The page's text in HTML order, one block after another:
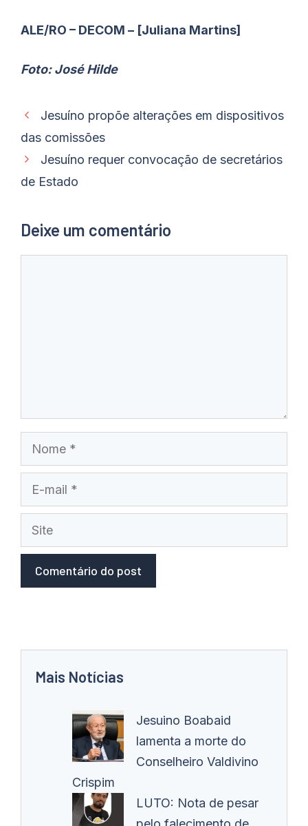
ALE/RO – DECOM – [Juliana Martins]
Foto: José Hilde
Jesuíno propõe alterações em dispositivos
das comissões
Jesuíno requer convocação de secretários
de Estado
Deixe um comentário
Nome
mail
Site
Mais Notícias
Jesuino Boabaid
lamenta a morte do
Conselheiro Valdivino
Crispim
LUTO: Nota de pesar